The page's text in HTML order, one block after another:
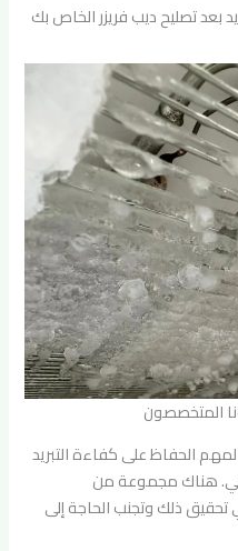
بعد تصليح ديب فريزر الخاص بك
المتخصصون
الحفاظ على كفاءة التبريد
هناك مجموعة من
ذلك وتجنب الحاجة إلى